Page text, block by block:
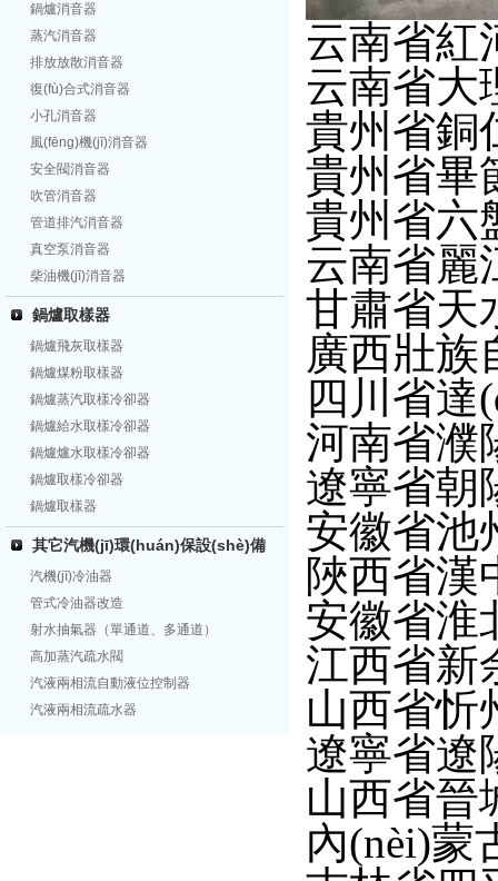
鍋爐消音器
蒸汽消音器
排放放散消音器
復(fù)合式消音器
小孔消音器
風(fēng)機(jī)消音器
安全閥消音器
吹管消音器
管道排汽消音器
真空泵消音器
柴油機(jī)消音器
鍋爐取樣器
鍋爐飛灰取樣器
鍋爐煤粉取樣器
鍋爐蒸汽取樣冷卻器
鍋爐給水取樣冷卻器
鍋爐爐水取樣冷卻器
鍋爐取樣冷卻器
鍋爐取樣器
其它汽機(jī)環(huán)保設(shè)備
汽機(jī)冷油器
管式冷油器改造
射水抽氣器（單通道、多通道）
高加蒸汽疏水閥
汽液兩相流自動液位控制器
汽液兩相流疏水器
云南省紅
云南省大
貴州省銅
貴州省畢
貴州省六
云南省麗
甘肅省天
廣西壯族
四川省達
河南省濮
遼寧省朝
安徽省池
陜西省漢
安徽省淮
江西省新
山西省忻
遼寧省遼
山西省晉
內(nèi)蒙